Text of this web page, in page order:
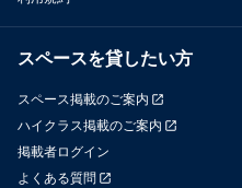
スペースを貸したい方
スペース掲載のご案内
ハイクラス掲載のご案内
掲載者ログイン
よくある質問